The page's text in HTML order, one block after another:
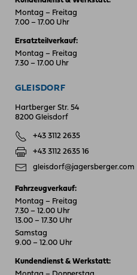
Montag – Freitag
7.00 – 17.00 Uhr
Ersatzteilverkauf:
Montag – Freitag
7.30 – 17.00 Uhr
GLEISDORF
Hartberger Str. 54
8200 Gleisdorf
+43 3112 2635
+43 3112 2635 16
gleisdorf@jagersberger.com
Fahrzeugverkauf:
Montag – Freitag
7.30 – 12.00 Uhr
13.00 – 17.30 Uhr
Samstag
9.00 – 12.00 Uhr
Kundendienst & Werkstatt: